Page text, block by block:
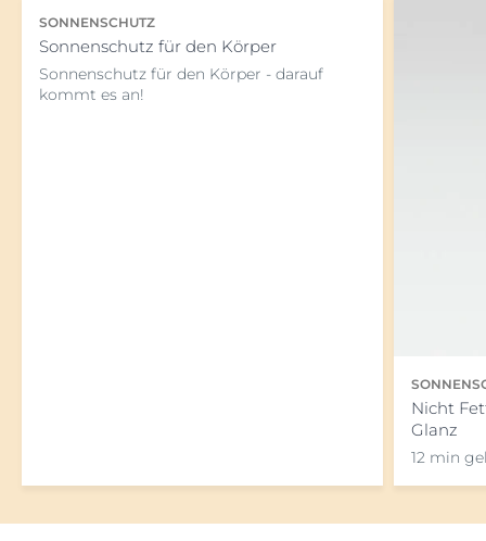
SONNENSCHUTZ
Sonnenschutz für den Körper
Sonnenschutz für den Körper - darauf
kommt es an!
Nicht
Glanz
12 min